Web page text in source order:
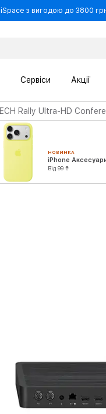
з вигодою до 3800
Сервіси Акції
Rally Ultra-HD
НОВИНКА
iPhone
Від 99 ₴